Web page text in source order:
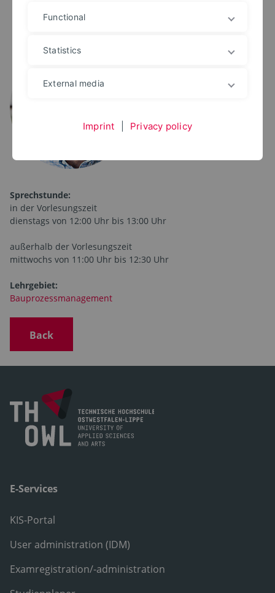
dirk.terhechte@th-owl.de
Sprechstunde:
in der Vorlesungszeit
dienstags von 12:00 Uhr bis 13:00 Uhr
außerhalb der Vorlesungszeit
mittwochs von 11:00 Uhr bis 12:30 Uhr
Lehrgebiet:
Bauprozessmanagement
Back
E-Services
KIS-Portal
User administration (IDM)
Examregistration/-administration
Functional
Statistics
External media
Imprint Privacy policy